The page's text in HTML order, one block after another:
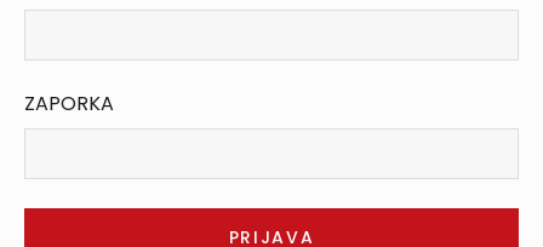
ZAPORKA